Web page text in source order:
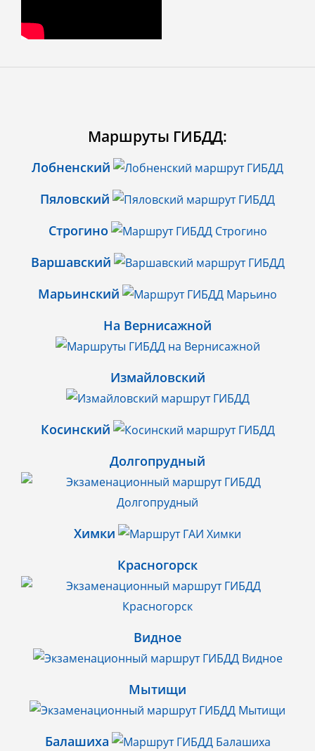
Маршруты ГИБДД:
Лобненский
Пяловский
Строгино
Варшавский
Марьинский
На Вернисажной
Измайловский
Косинский
Долгопрудный
Химки
Красногорск
Видное
Мытищи
Балашиха